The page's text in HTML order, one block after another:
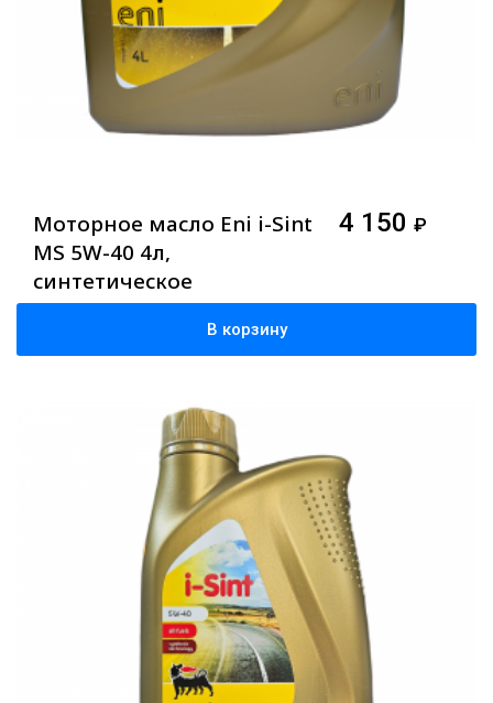
Моторное масло Eni i-Sint
MS 5W-40 4л,
синтетическое
4 150 ₽
В корзину